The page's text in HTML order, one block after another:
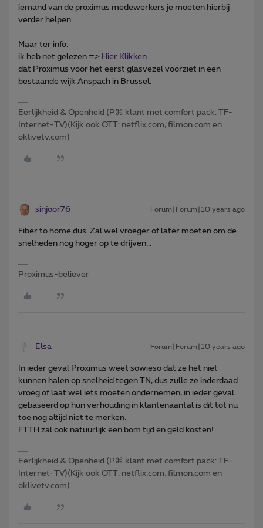
iemand van de proximus medewerkers je moeten hierbij
verder helpen.
Maar ter info:
ik heb net gelezen => Hier Klikken
dat Proximus voor het eerst glasvezel voorziet in een
bestaande wijk Anspach in Brussel.
Eerlijkheid & Openheid (P⌘ klant met comfort pack: TF-
Internet-TV)(Kijk ook OTT: netflix.com, filmon.com en
oklivetv.com)
sinjoor76 Forum|Forum|10 years ago
Fiber to home dus. Zal wel vroeger of later moeten om de
snelheden nog hoger op te drijven...
Proximus-believer
Elsa Forum|Forum|10 years ago
In ieder geval Proximus weet sowieso dat ze het niet
kunnen halen op snelheid tegen TN, dus zulle ze inderdaad
vroeg of laat wel iets moeten ondernemen, in ieder geval
gebaseerd op hun verhouding in klantenaantal is dit tot nu
toe nog altijd niet te merken.
FTTH zal ook natuurlijk een bom tijd en geld kosten!
Eerlijkheid & Openheid (P⌘ klant met comfort pack: TF-
Internet-TV)(Kijk ook OTT: netflix.com, filmon.com en
oklivetv.com)